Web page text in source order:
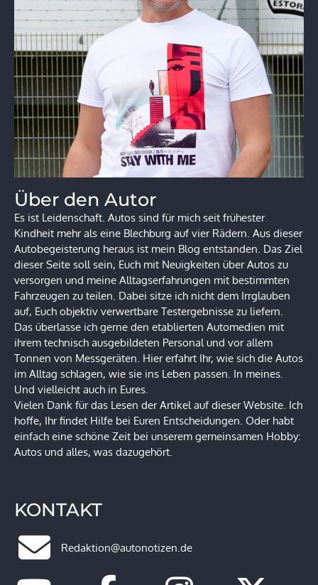
Über den Autor
Es ist Leidenschaft. Autos sind für mich seit frühester
Kindheit mehr als eine Blechburg auf vier Rädern. Aus dieser
Autobegeisterung heraus ist mein Blog entstanden. Das Ziel
dieser Seite soll sein, Euch mit Neuigkeiten über Autos zu
versorgen und meine Alltagserfahrungen mit bestimmten
Fahrzeugen zu teilen. Dabei sitze ich nicht dem Irrglauben
auf, Euch objektiv verwertbare Testergebnisse zu liefern.
Das überlasse ich gerne den etablierten Automedien mit
ihrem technisch ausgebildeten Personal und vor allem
Tonnen von Messgeräten. Hier erfahrt Ihr, wie sich die Autos
im Alltag schlagen, wie sie ins Leben passen. In meines.
Und vielleicht auch in Eures.
Vielen Dank für das Lesen der Artikel auf dieser Website. Ich
hoffe, Ihr findet Hilfe bei Euren Entscheidungen. Oder habt
einfach eine schöne Zeit bei unserem gemeinsamen Hobby:
Autos und alles, was dazugehört.
KONTAKT
Redaktion@autonotizen.de